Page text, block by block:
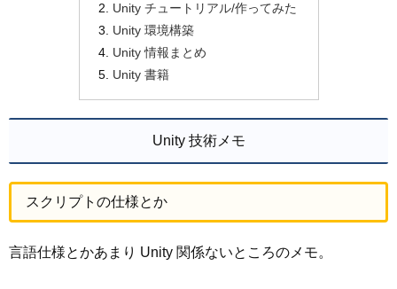
Unity チュートリアル/作ってみた
Unity 環境構築
Unity 情報まとめ
Unity 書籍
Unity 技術メモ
スクリプトの仕様とか
言語仕様とかあまり Unity 関係ないところのメモ。